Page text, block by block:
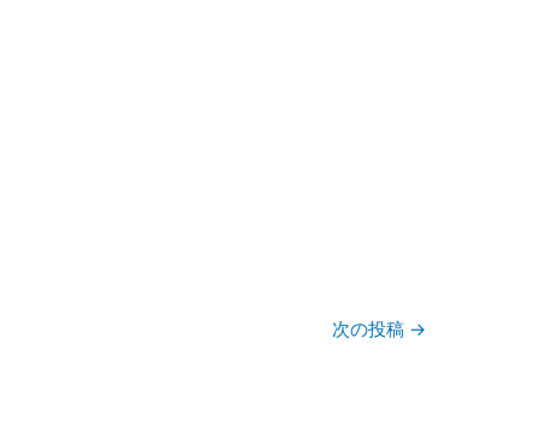
次の投稿 →